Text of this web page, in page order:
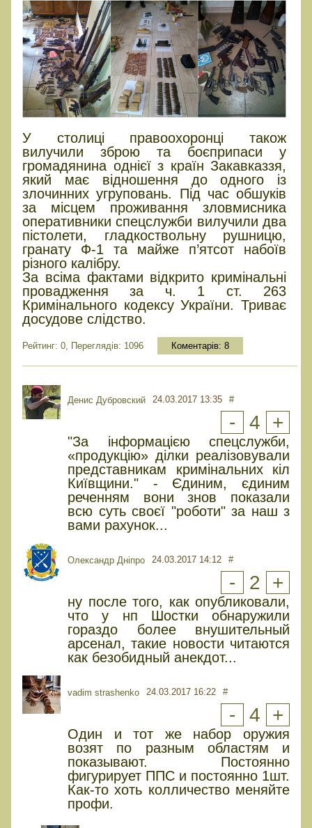
У столиці правоохоронці також
вилучили зброю та боєприпаси у
громадянина однієї з країн Закавказзя,
який має відношення до одного із
злочинних угруповань. Під час обшуків
за місцем проживання зловмисника
оперативники спецслужби вилучили два
пістолети, гладкоствольну рушницю,
гранату Ф-1 та майже п’ятсот набоїв
різного калібру.
За всіма фактами відкрито кримінальні
провадження за ч. 1 ст. 263
Кримінального кодексу України. Триває
досудове слідство.
Рейтинг: 0, Переглядів: 1096 Коментарів: 8
Денис Дубровский 24.03.2017 13:35 #
- 4 +
"За інформацією спецслужби,
«продукцію» ділки реалізовували
представникам кримінальних кіл
Київщини." - Єдиним, єдиним
реченням вони знов показали
всю суть своєї "роботи" за наш з
вами рахунок...
Олександр Дніпро 24.03.2017 14:12 #
- 2 +
ну после того, как опубликовали,
что у нп Шостки обнаружили
гораздо более внушительный
арсенал, такие новости читаются
как безобидный анекдот...
vadim strashenko 24.03.2017 16:22 #
- 4 +
Один и тот же набор оружия
возят по разным областям и
показывают. Постоянно
фигурирует ППС и постоянно 1шт.
Как-то хоть колличество меняйте
профи.